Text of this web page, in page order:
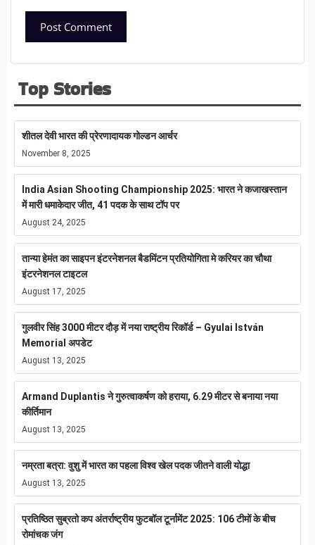
Top Stories
शीतल देवी भारत की प्रेरणादायक गोल्डन आर्चर
November 8, 2025
India Asian Shooting Championship 2025: भारत ने कजाखस्तान
में मारी धमाकेदार जीत, 41 पदक के साथ टॉप पर
August 24, 2025
तान्या हेमंत का साइपन इंटरनेशनल बैडमिंटन प्रतियोगिता मे करियर का चौथा
इंटरनेशनल टाइटल
August 17, 2025
गुलवीर सिंह 3000 मीटर दौड़ में नया राष्ट्रीय रिकॉर्ड – Gyulai István
Memorial अपडेट
August 13, 2025
Armand Duplantis ने गुरुत्वाकर्षण को हराया, 6.29 मीटर से बनाया नया
कीर्तिमान
August 13, 2025
नम्रता बत्रा: वुशु में भारत का पहला विश्व खेल पदक जीतने वाली योद्धा
August 13, 2025
प्रतिष्ठित सुब्रतो कप अंतर्राष्ट्रीय फुटबॉल टूर्नामेंट 2025: 106 टीमों के बीच
रोमांचक जंग